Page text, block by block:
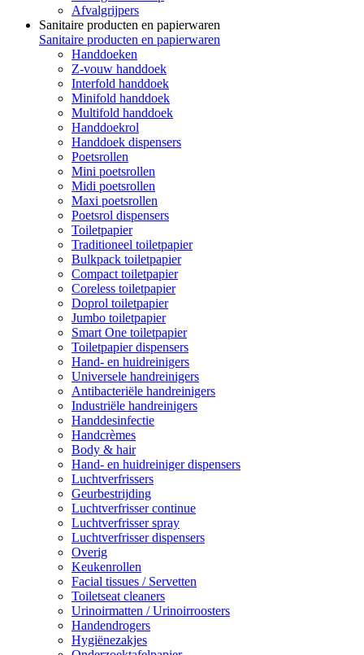
Afvalgrijpers
Sanitaire producten en papierwaren
Sanitaire producten en papierwaren
Handdoeken
Z-vouw handdoek
Interfold handdoek
Minifold handdoek
Multifold handdoek
Handdoekrol
Handdoek dispensers
Poetsrollen
Mini poetsrollen
Midi poetsrollen
Maxi poetsrollen
Poetsrol dispensers
Toiletpapier
Traditioneel toiletpapier
Bulkpack toiletpapier
Compact toiletpapier
Coreless toiletpapier
Doprol toiletpapier
Jumbo toiletpapier
Smart One toiletpapier
Toiletpapier dispensers
Hand- en huidreinigers
Universele handreinigers
Antibacteriële handreinigers
Industriële handreinigers
Handdesinfectie
Handcrèmes
Body & hair
Hand- en huidreiniger dispensers
Luchtverfrissers
Geurbestrijding
Luchtverfrisser continue
Luchtverfrisser spray
Luchtverfrisser dispensers
Overig
Keukenrollen
Facial tissues / Servetten
Toiletseat cleaners
Urinoirmatten / Urinoirroosters
Handendrogers
Hygiënezakjes